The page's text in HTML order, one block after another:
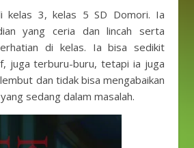
kelas 3, kelas 5 SD Domori. Ia
yang ceria dan lincah serta
di kelas. Ia bisa sedikit
juga terburu-buru, tetapi ia juga
dan tidak bisa mengabaikan
sedang dalam masalah.